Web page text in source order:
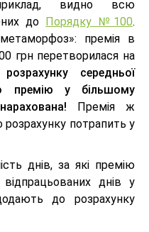
видно всю
до Порядку №100.
премія в
грн перетворилася на
середньої
премію у більшому
Премія ж
потрапить у
днів, за які премію
відпрацьованих днів у
до розрахунку